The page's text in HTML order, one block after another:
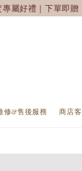
好禮｜下單即贈
修&售後服務 商店